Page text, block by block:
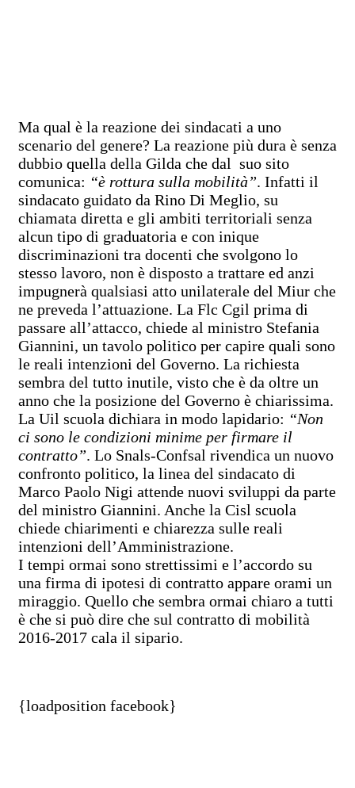
Ma qual è la reazione dei sindacati a uno
scenario del genere? La reazione più dura è senza
dubbio quella della Gilda che dal suo sito
comunica: “è rottura sulla mobilità”. Infatti il
sindacato guidato da Rino Di Meglio, su
chiamata diretta e gli ambiti territoriali senza
alcun tipo di graduatoria e con inique
discriminazioni tra docenti che svolgono lo
stesso lavoro, non è disposto a trattare ed anzi
impugnerà qualsiasi atto unilaterale del Miur che
ne preveda l’attuazione. La Flc Cgil prima di
passare all’attacco, chiede al ministro Stefania
Giannini, un tavolo politico per capire quali sono
le reali intenzioni del Governo. La richiesta
sembra del tutto inutile, visto che è da oltre un
anno che la posizione del Governo è chiarissima.
La Uil scuola dichiara in modo lapidario: “Non
ci sono le condizioni minime per firmare il
contratto”. Lo Snals-Confsal rivendica un nuovo
confronto politico, la linea del sindacato di
Marco Paolo Nigi attende nuovi sviluppi da parte
del ministro Giannini. Anche la Cisl scuola
chiede chiarimenti e chiarezza sulle reali
intenzioni dell’Amministrazione.
I tempi ormai sono strettissimi e l’accordo su
una firma di ipotesi di contratto appare orami un
miraggio. Quello che sembra ormai chiaro a tutti
è che si può dire che sul contratto di mobilità
2016-2017 cala il sipario.
{loadposition facebook}